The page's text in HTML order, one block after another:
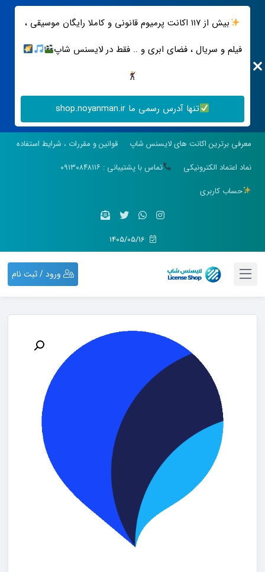
بیش از ۱۱۷ اکانت پرمیوم قانونی و کاملا رایگان موسیقی ،
فیلم و سریال ، فضای ابری و .. فقط در لایسنس شاپ
تنها آدرس رسمی ما shop.noyanman.ir
معرفی برترین اکانت های لایسنس شاپ
قوانین و مقررات ، شرایط استفاده
نماد اعتماد الکترونیکی
تماس با پشتیبانی : ۰۹۱۳۰۸۴۸۱۱۶
حساب کاربری
ورود / ثبت نام